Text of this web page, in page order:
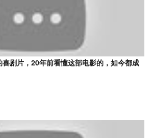
喜剧片，20年前看懂这部电影的，如今都成